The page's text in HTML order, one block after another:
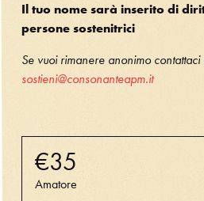
Il tuo nome sarà inserito di
persone sostenitrici
Se vuoi rimanere anonimo contattaci
sostieni@consonanteapm.it
€35
Amatore